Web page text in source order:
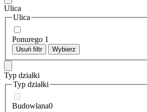
Ulica
Ulica
Ponurego 1
Usuń filtr Wybierz
Typ działki
Typ działki
Budowlana0